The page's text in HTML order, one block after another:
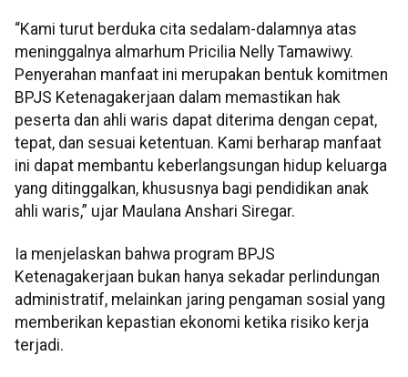
“Kami turut berduka cita sedalam-dalamnya atas
meninggalnya almarhum Pricilia Nelly Tamawiwy.
Penyerahan manfaat ini merupakan bentuk komitmen
BPJS Ketenagakerjaan dalam memastikan hak
peserta dan ahli waris dapat diterima dengan cepat,
tepat, dan sesuai ketentuan. Kami berharap manfaat
ini dapat membantu keberlangsungan hidup keluarga
yang ditinggalkan, khususnya bagi pendidikan anak
ahli waris,” ujar Maulana Anshari Siregar.
Ia menjelaskan bahwa program BPJS
Ketenagakerjaan bukan hanya sekadar perlindungan
administratif, melainkan jaring pengaman sosial yang
memberikan kepastian ekonomi ketika risiko kerja
terjadi.